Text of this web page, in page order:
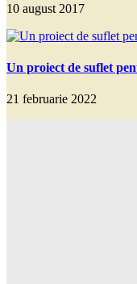
10 august 2017
Un proiect de suflet
21 februarie 2022